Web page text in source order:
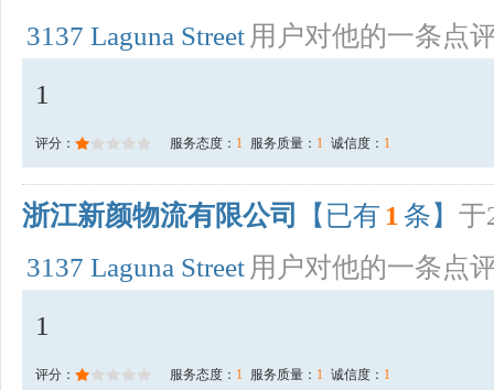
3137 Laguna Street 用户对他的一条点
1
评分： 服务态度： 1 服务质量： 1 诚信度： 1
浙江新颜物流有限公司 【已有 1 条】 于
3137 Laguna Street 用户对他的一条点
1
评分： 服务态度： 1 服务质量： 1 诚信度： 1